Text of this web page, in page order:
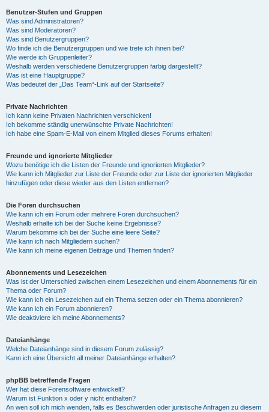
V
d
e
o
Benutzer-Stufen und Gruppen
Was sind Administratoren?
Was sind Moderatoren?
Was sind Benutzergruppen?
Wo finde ich die Benutzergruppen und wie trete ich ihnen bei?
Wie werde ich Gruppenleiter?
Weshalb werden verschiedene Benutzergruppen farbig dargestellt?
Was ist eine Hauptgruppe?
Was bedeutet der „Das Team“-Link auf der Startseite?
Private Nachrichten
Ich kann keine Privaten Nachrichten verschicken!
Ich bekomme ständig unerwünschte Private Nachrichten!
Ich habe eine Spam-E-Mail von einem Mitglied dieses Forums erhalten!
Freunde und ignorierte Mitglieder
Wozu benötige ich die Listen der Freunde und ignorierten Mitglieder?
Wie kann ich Mitglieder zur Liste der Freunde oder zur Liste der ignorierten Mitglieder
hinzufügen oder diese wieder aus den Listen entfernen?
Die Foren durchsuchen
Wie kann ich ein Forum oder mehrere Foren durchsuchen?
Weshalb erhalte ich bei der Suche keine Ergebnisse?
Warum bekomme ich bei der Suche eine leere Seite?
Wie kann ich nach Mitgliedern suchen?
Wie kann ich meine eigenen Beiträge und Themen finden?
Abonnements und Lesezeichen
Was ist der Unterschied zwischen einem Lesezeichen und einem Abonnements für ein
Thema oder Forum?
Wie kann ich ein Lesezeichen auf ein Thema setzen oder ein Thema abonnieren?
Wie kann ich ein Forum abonnieren?
Wie deaktiviere ich meine Abonnements?
Dateianhänge
Welche Dateianhänge sind in diesem Forum zulässig?
Kann ich eine Übersicht all meiner Dateianhänge erhalten?
phpBB betreffende Fragen
Wer hat diese Forensoftware entwickelt?
Warum ist Funktion x oder y nicht enthalten?
An wen soll ich mich wenden, falls es Beschwerden oder juristische Anfragen zu diesem